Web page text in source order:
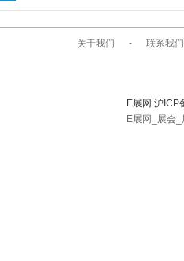
关于我们 - 联系我们
E展网 沪
E展网_展会